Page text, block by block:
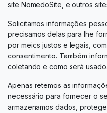
site NomedoSite, e outros
Solicitamos informações
precisamos delas para lhe
por meios justos e legais,
consentimento. Também
coletando e como será usado.
Apenas retemos as
necessário para fornecer o
armazenamos dados,